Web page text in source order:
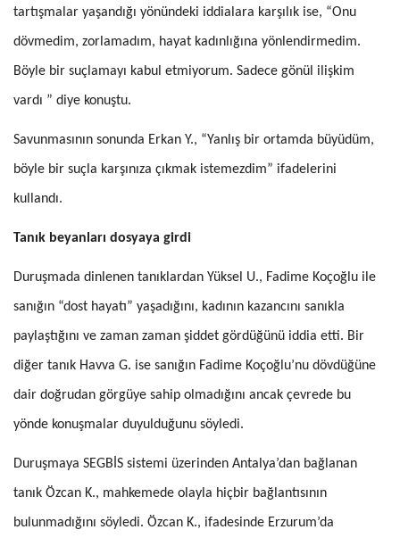
tartışmalar yaşandığı yönündeki iddialara karşılık ise, “Onu
dövmedim, zorlamadım, hayat kadınlığına yönlendirmedim.
Böyle bir suçlamayı kabul etmiyorum. Sadece gönül ilişkim
vardı ” diye konuştu.
Savunmasının sonunda Erkan Y., “Yanlış bir ortamda büyüdüm,
böyle bir suçla karşınıza çıkmak istemezdim” ifadelerini
kullandı.
Tanık beyanları dosyaya girdi
Duruşmada dinlenen tanıklardan Yüksel U., Fadime Koçoğlu ile
sanığın “dost hayatı” yaşadığını, kadının kazancını sanıkla
paylaştığını ve zaman zaman şiddet gördüğünü iddia etti. Bir
diğer tanık Havva G. ise sanığın Fadime Koçoğlu’nu dövdüğüne
dair doğrudan görgüye sahip olmadığını ancak çevrede bu
yönde konuşmalar duyulduğunu söyledi.
Duruşmaya SEGBİS sistemi üzerinden Antalya’dan bağlanan
tanık Özcan K., mahkemede olayla hiçbir bağlantısının
bulunmadığını söyledi. Özcan K., ifadesinde Erzurum’da